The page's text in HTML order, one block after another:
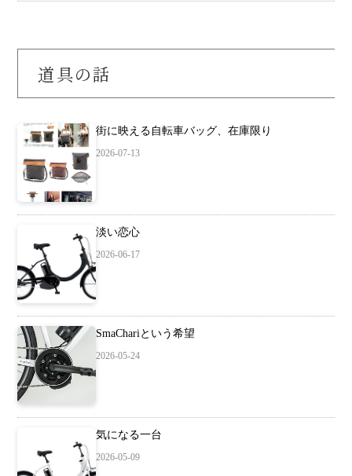
道具の話
街に映える自転車バッグ、在庫限り
2026-07-13
淡い恋心
2026-06-17
SmaChariという希望
2026-05-24
気になる一台
2026-05-09